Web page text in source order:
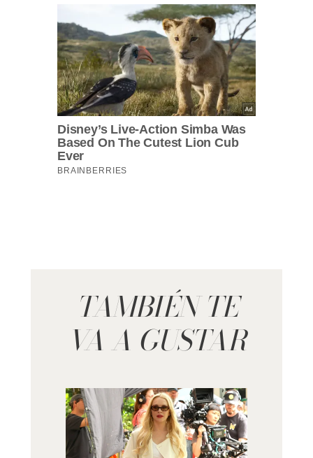
TAMBIÉN TE
VA A GUSTAR